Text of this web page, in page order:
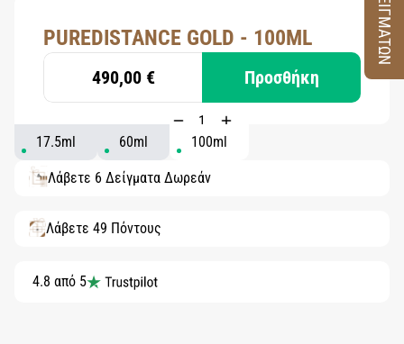
PUREDISTANCE GOLD - 100ML
490,00 € Προσθήκη
17.5ml 60ml 100ml
Λάβετε 6 Δείγματα Δωρεάν
Λάβετε 49 Πόντους
4.8 από 5